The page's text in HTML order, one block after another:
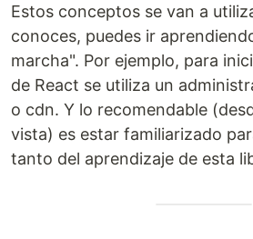
Estos conceptos se van a
conoces, puedes ir
marcha". Por ejemplo, para
de React se utiliza un
o cdn. Y lo recomendable
vista) es estar familiarizado
tanto del aprendizaje de esta